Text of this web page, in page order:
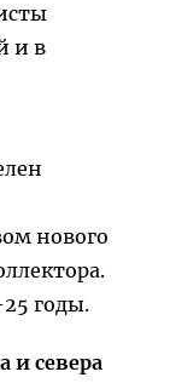
и в
нового
годы.
и севера